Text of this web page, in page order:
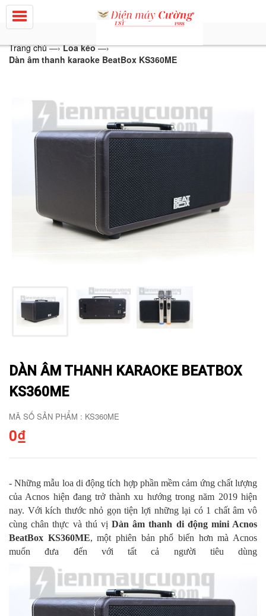
Trang chủ—› Loa kéo—›
Dàn âm thanh karaoke BeatBox KS360ME
DÀN ÂM THANH KARAOKE BEATBOX
KS360ME
MÃ SỐ SẢN PHẨM : KS360ME
0₫
- Những mẫu loa di động tích hợp phần mềm cảm ứng chất lượng
của Acnos hiện đang trở thành xu hướng trong năm 2019 hiện
nay. Với kích thước nhỏ gọn tiện lợi những lại có 1 chất âm vô
cùng chân thực và thú vị Dàn âm thanh di động mini Acnos
BeatBox KS360ME, một phiên bản phổ biến hơn mà Acnos
muốn đưa đến với tất cả người tiêu dùng